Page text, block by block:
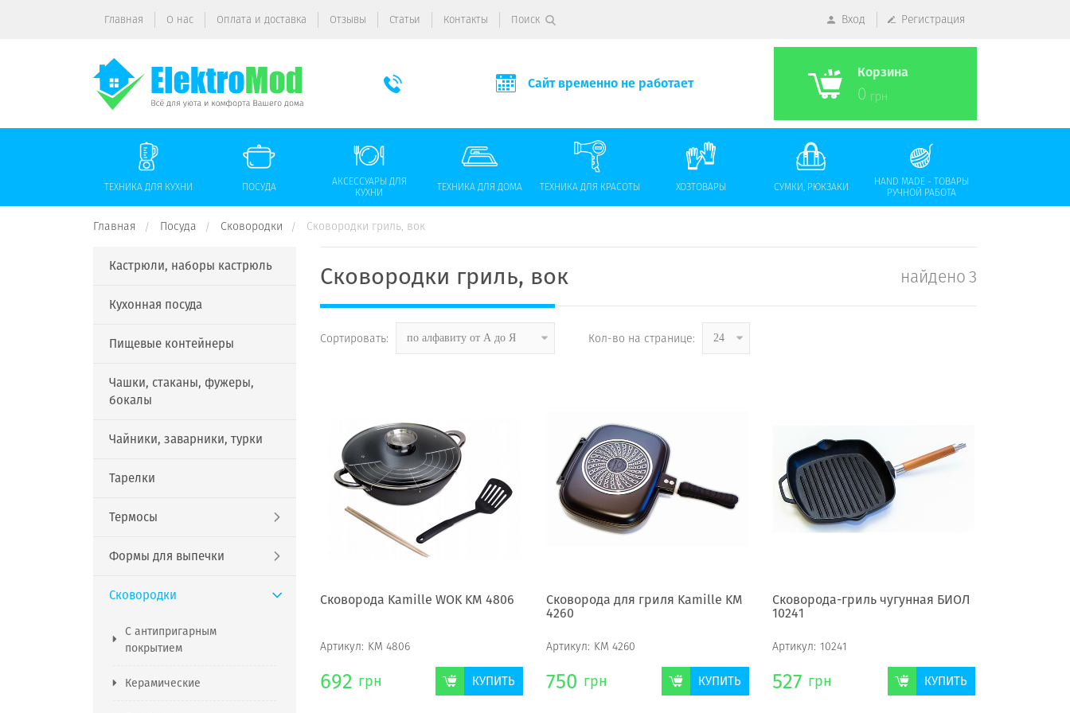
Главная О нас Оплата и доставка Отзывы Статьи Контакты Поиск Вход Регистрация
Сайт временно не работает
Корзина
0 грн
ТЕХНИКА ДЛЯ КУХНИ ПОСУДА
АКСЕССУАРЫ ДЛЯ
КУХНИ
ТЕХНИКА ДЛЯ ДОМА ТЕХНИКА ДЛЯ КРАСОТЫ ХОЗТОВАРЫ СУМКИ, РЮКЗАКИ
HAND MADE - ТОВАРЫ
РУЧНОЙ РАБОТА
Главная Посуда Сковородки Сковородки гриль, вок
Кастрюли, наборы кастрюль
Кухонная посуда
Пищевые контейнеры
Чашки, стаканы, фужеры,
бокалы
Чайники, заварники, турки
Тарелки
Термосы
Формы для выпечки
Сковородки
С антипригарным
покрытием
Керамические
Сковородки гриль, вок найдено3
Сортировать: по алфавиту от А до Я Кол-во на странице: 24
Сковорода Kamille WOK KM 4806
Артикул: KM 4806
692 грн КУПИТЬ
Сковорода для гриля Kamille KM
4260
Артикул: KM 4260
750 грн КУПИТЬ
Сковорода-гриль чугунная БИОЛ
10241
Артикул: 10241
527 грн КУПИТЬ